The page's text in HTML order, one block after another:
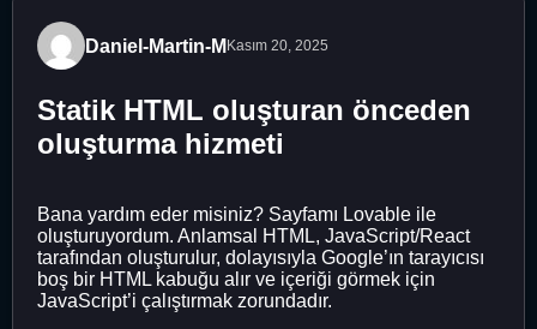
Daniel-Martin-M Kasım 20, 2025
Statik HTML oluşturan önceden
oluşturma hizmeti
Bana yardım eder misiniz? Sayfamı Lovable ile
oluşturuyordum. Anlamsal HTML, JavaScript/React
tarafından oluşturulur, dolayısıyla Google’ın tarayıcısı
boş bir HTML kabuğu alır ve içeriği görmek için
JavaScript’i çalıştırmak zorundadır.